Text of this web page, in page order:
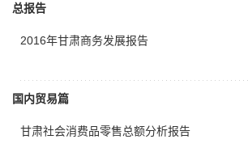
总报告
2016年甘肃商务发展报告
国内贸易篇
甘肃社会消费品零售总额分析报告